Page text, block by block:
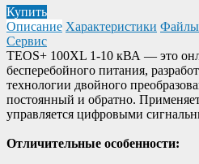
Купить
Описание Характеристики Файлы
Сервис
TEOS+ 100XL 1-10 кВА — это
бесперебойного питания,
технологии двойного
постоянный и обратно.
управляется цифровыми
Отличительные особенности: